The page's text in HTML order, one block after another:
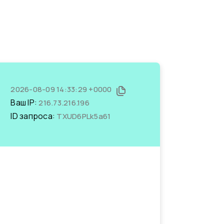
2026-08-09 14:33:29 +0000
Ваш IP:216.73.216.196
ID запроса: TXUD6PLk5a61